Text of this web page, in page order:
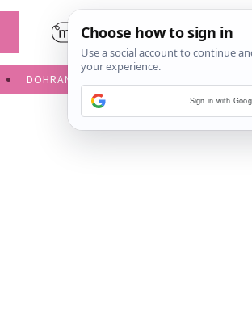
DOHRANA
Sign in with